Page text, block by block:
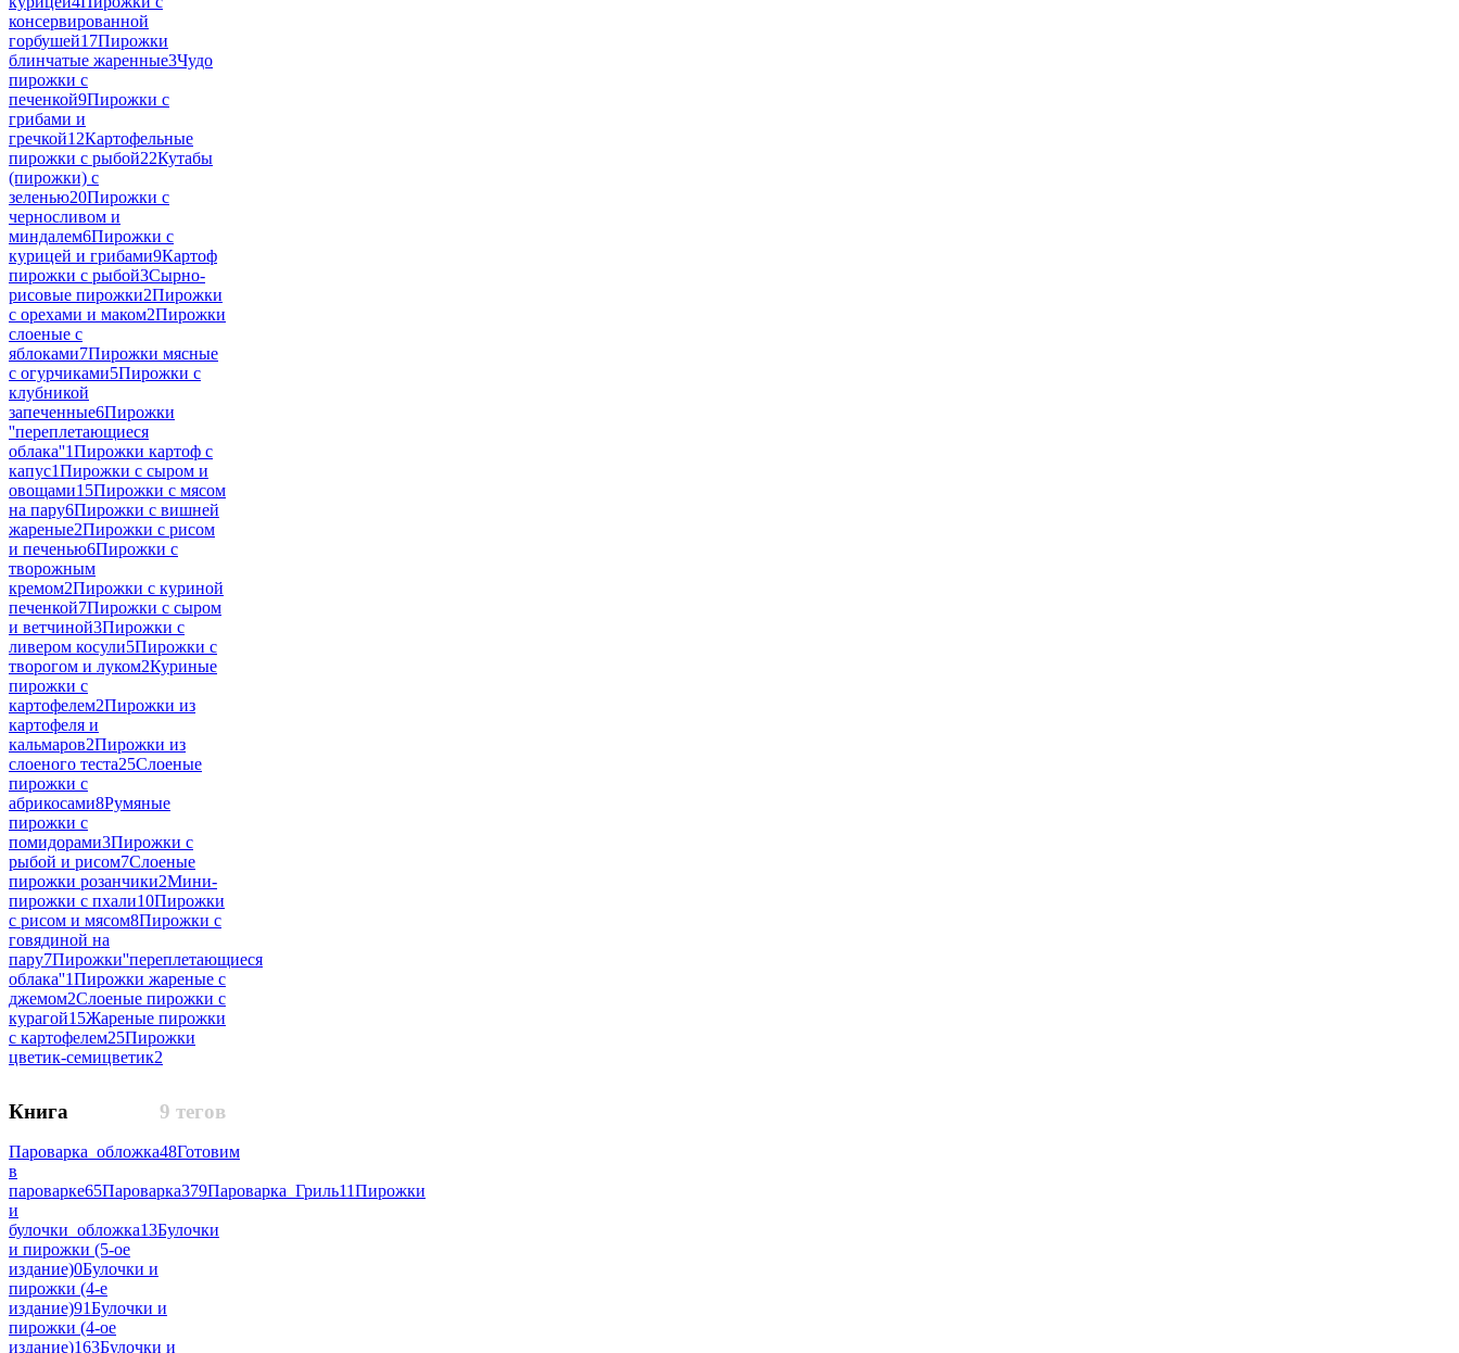
консервированной
горбушей17Пирожки
блинчатые жаренные3Чудо
пирожки с
печенкой9Пирожки с
грибами и
гречкой12Картофельные
пирожки с рыбой22Кутабы
(пирожки) с
зеленью20Пирожки с
черносливом и
миндалем6Пирожки с
курицей и грибами9Картоф
пирожки с рыбой3Сырно-
рисовые пирожки2Пирожки
с орехами и маком2Пирожки
слоеные с
яблоками7Пирожки мясные
с огурчиками5Пирожки с
клубникой
запеченные6Пирожки
''переплетающиеся
облака''1Пирожки картоф с
капус1Пирожки с сыром и
овощами15Пирожки с мясом
на пару6Пирожки с вишней
жареные2Пирожки с рисом
и печенью6Пирожки с
творожным
кремом2Пирожки с куриной
печенкой7Пирожки с сыром
и ветчиной3Пирожки с
ливером косули5Пирожки с
творогом и луком2Куриные
пирожки с
картофелем2Пирожки из
картофеля и
кальмаров2Пирожки из
слоеного теста25Слоеные
пирожки с
абрикосами8Румяные
пирожки с
помидорами3Пирожки с
рыбой и рисом7Слоеные
пирожки розанчики2Мини-
пирожки с пхали10Пирожки
с рисом и мясом8Пирожки с
говядиной на
пару7Пирожки''переплетающиеся
облака''1Пирожки жареные с
джемом2Слоеные пирожки с
курагой15Жареные пирожки
с картофелем25Пирожки
цветик-семицветик2
9 тегов
Книга
Пароварка_обложка48Готовим
в
пароварке65Пароварка379Пароварка_Гриль11Пирожки
и
булочки_обложка13Булочки
и пирожки (5-ое
издание)0Булочки и
пирожки (4-е
издание)91Булочки и
пирожки (4-ое
издание)163Булочки и